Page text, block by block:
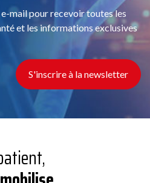
63970 Aydat
Voir la fiche
Membre France Biotech
mail pour recevoir toutes les
et les informations exclusives
S'inscrire à la newsletter